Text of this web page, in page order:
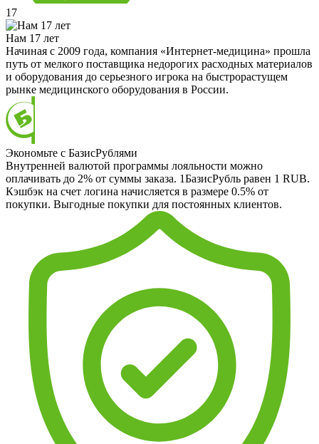
17
Нам 17 лет
Начиная с 2009 года, компания «Интернет-медицина» прошла
путь от мелкого поставщика недорогих расходных материалов
и оборудования до серьезного игрока на быстрорастущем
рынке медицинского оборудования в России.
Экономьте с БазисРублями
Внутренней валютой программы лояльности можно
оплачивать до 2% от суммы заказа. 1БазисРубль равен 1 RUB.
Кэшбэк на счет логина начисляется в размере 0.5% от
покупки. Выгодные покупки для постоянных клиентов.